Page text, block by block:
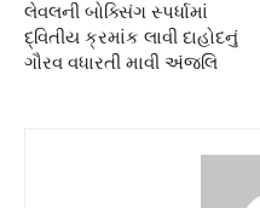
લેવલની બોક્સિંગ સ્પર્ધામાં
દ્વિતીય ક્રમાંક લાવી દાહોદનું
ગૌરવ વધારતી માવી અંજલિ